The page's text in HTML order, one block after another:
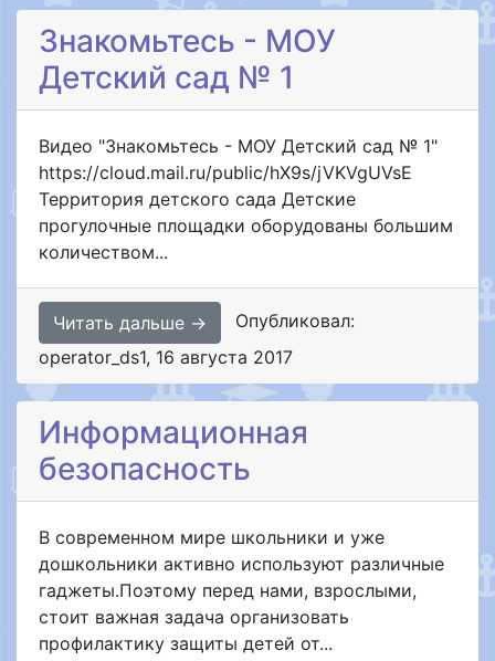
Знакомьтесь - МОУ
Детский сад № 1
Видео "Знакомьтесь - МОУ Детский сад № 1"
https://cloud.mail.ru/public/hX9s/jVKVgUVsE
Территория детского сада Детские
прогулочные площадки оборудованы большим
количеством...
Читать дальше →
Опубликовал:
operator_ds1, 16 августа 2017
Информационная
безопасность
В современном мире школьники и уже
дошкольники активно используют различные
гаджеты.Поэтому перед нами, взрослыми,
стоит важная задача организовать
профилактику защиты детей от...